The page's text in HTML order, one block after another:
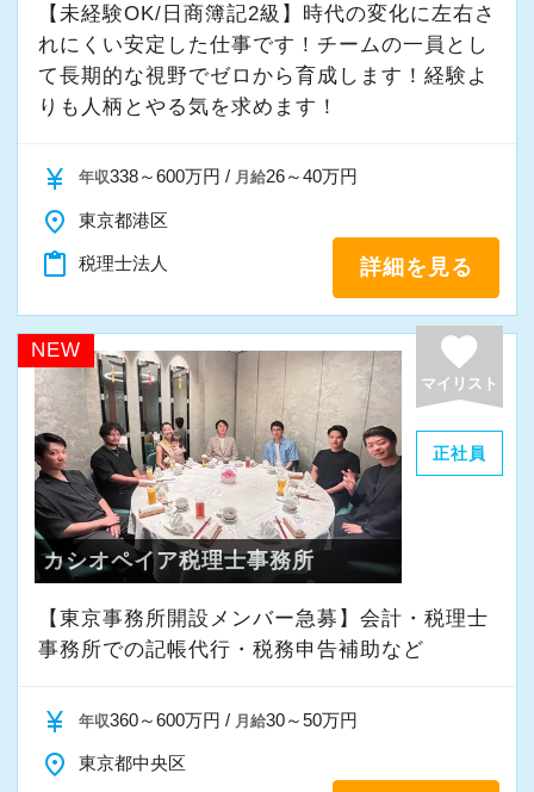
指せます。
■全国のスタッフの勤務時間を本部で一元管理を
し、過度に業務時間が増えている方、残業が連
全拠点で残業の抑制が成功しています。
■通常の始業時間に対し、前後1時間または2時
間を始業時間にできる制度を導入していますの
で、ライフスタイルにあわせて最適な時間帯で
勤務できます。その他、時短勤務、リモートワ
ークも相談可能です。
※応募には会計求人プラスにご登録が必要で
す。
【未経験OK/日商簿記2級】時代の変化に左右さ
れにくい安定した仕事です！チームの一員とし
て⻑期的な視野でゼロから育成します！経験よ
りも人柄とやる気を求めます！
currency_yen 年収338～600万円 / 月給26～40万円
place 東京都港区
content_paste 税理士法人 詳細を見る
NEW favorite
マイリスト
正社員
カシオペイア税理士事務所
【東京事務所開設メンバー急募】会計・税理士
事務所での記帳代行・税務申告補助など
currency_yen 年収360～600万円 / 月給30～50万円
place 東京都中央区